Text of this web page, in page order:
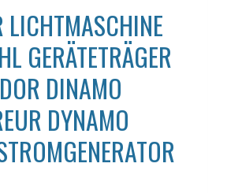
LICHTMASCHINE
GERÄTETRÄGER
DINAMO
DYNAMO